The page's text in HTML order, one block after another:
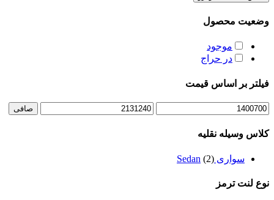
وضعیت محصول
موجود
در حراج
فیلتر بر اساس قیمت
حداقل
حداكثر
صافی
کلاس وسیله نقلیه
سواری Sedan (2)
نوع لنت ترمز